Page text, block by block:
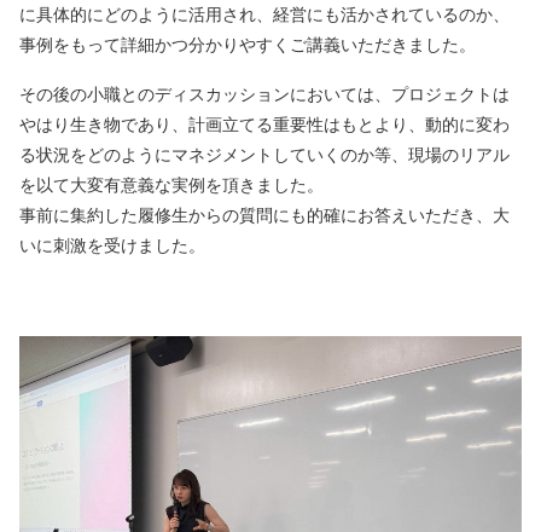
に具体的にどのように活用され、経営にも活かされているのか、
事例をもって詳細かつ分かりやすくご講義いただきました。
その後の小職とのディスカッションにおいては、プロジェクトは
やはり生き物であり、計画立てる重要性はもとより、動的に変わ
る状況をどのようにマネジメントしていくのか等、現場のリアル
を以て大変有意義な実例を頂きました。
事前に集約した履修生からの質問にも的確にお答えいただき、大
いに刺激を受けました。